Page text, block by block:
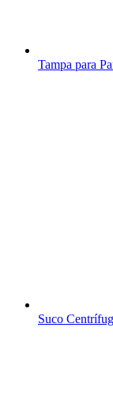
Tampa para
Suco